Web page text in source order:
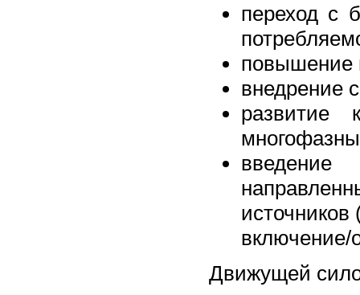
переход с
повышение
внедрение
развитие
введение
включение/
Движущей